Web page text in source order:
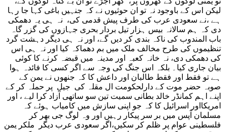
لیکن اس کے باوجود نہ تو ان حوثیوں نے کہ جنہیں باغی کہا جا رہا
ہے ،نے سعودی عرب کی طرف پیش قدمی کی، نہ ہی یہ دھمکی
دی کہ ہم سالانہ بیس ہزار تیل بردار بحری جہازوں کی گزر گاہ
باب المندوب کی ناکہ بندی کر دیں گے، اور نہ ہی دیگر دہشت گرد
تنظیموں کی طرح مخالف ملک میں بم دھماکہ کیا اور نہ ہی اس
کی دھمکی دی، نہ خانہ کعبہ اور مدینہ میں قبضہ کرنے کا کوئی
بیان جاری کیا۔ بلکہ اس جنگ کی وجہ سے اگر کسی کا فائدہ ہوا
ہے تو فقط اور فقط طالبان اور داعش کا کہ جنھوں نے یمن کے
صوبہ حضر موت کے دارلحکومت ال مقلہ کی جیل پر حملہ کر کے
اپنے اہم کمانڈر خالد بطانی سمیت تین سو ساتھی آزاد کرا لیے ، اور
امریکااور اسرائیل کا کہ جو اپنی سازش میں کامیاب ہوئے کہ
مسلمان آپس میں بر سر پیکار رہیں اور وہ لوگ جی بھر کر
فلسطینی عوام پر ظلم کر سکیں،اگر سعودی عرب دیگر ملکر یمن